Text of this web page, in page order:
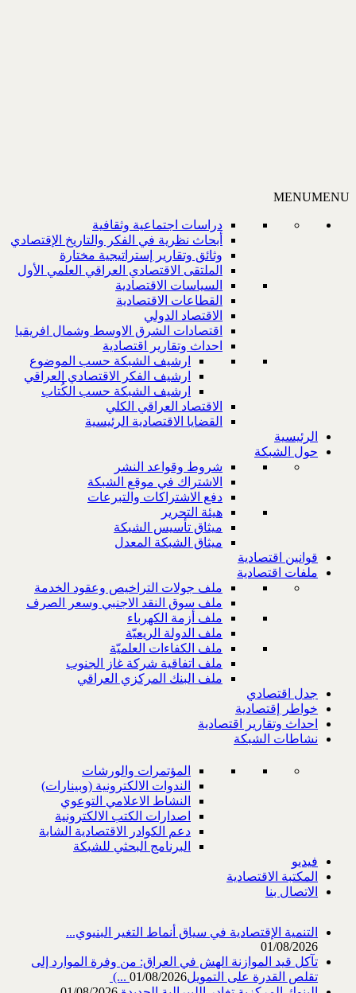
MENUMENU
دراسات اجتماعية وثقافية
أبحاث نظرية في الفكر والتاريخ الإقتصادي
وثائق وتقارير إستراتيجية مختارة
الملتقى الاقتصادي العراقي العلمي الأول
السياسات الاقتصادية
القطاعات الاقتصادية
الاقتصاد الدولي
اقتصادات الشرق الاوسط وشمال افريقيا
احداث وتقارير اقتصادية
ارشيف الشبكة حسب الموضوع
ارشيف الفكر الاقتصادي العراقي
ارشيف الشبكة حسب الكُتاب
الاقتصاد العراقي الكلي
القضايا الاقتصادية الرئيسية
الرئيسية
حول الشبكة
شروط وقواعد النشر
الاشتراك في موقع الشبكة
دفع الاشتراكات والتبرعات
هيئة التحرير
ميثاق تأسيس الشبكة
ميثاق الشبكة المعدل
قوانين اقتصادية
ملفات اقتصادية
ملف جولات التراخيص وعقود الخدمة
ملف سوق النقد الاجنبي وسعر الصرف
ملف أزمة الكهرباء
ملف الدولة الريعيّة
ملف الكفاءات العلميّة
ملف اتفاقية شركة غاز الجنوب
ملف البنك المركزي العراقي
جدل اقتصادي
خواطر إقتصادية
احداث وتقارير اقتصادية
نشاطات الشبكة
المؤتمرات والورشات
الندوات الالكترونية (وبينارات)
النشاط الاعلامي التوعوي
اصدارات الكتب الالكترونية
دعم الكوادر الاقتصادية الشابة
البرنامج البحثي للشبكة
فيديو
المكتبة الاقتصادية
الاتصال بنا
التنمية الإقتصادية في سياق أنماط التغير البنيوي...
01/08/2026
تآكل قيد الموازنة الهش في العراق: من وفرة الموارد إلى
تقلص القدرة على التمويل‎ (...01/08/2026